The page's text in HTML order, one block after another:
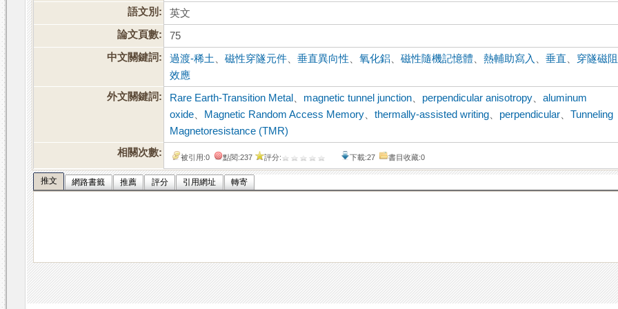
語文別:
英文
論文頁數:
75
中文關鍵詞:
過渡-稀土 、磁性穿隧元件 、垂直異向性 、氧化鋁 、磁性隨機記憶體 、熱輔助寫入 、垂直
穿隧磁阻
效應
外文關鍵詞:
Rare Earth-Transition Metal magnetic tunnel junction perpendicular anisotropy 、aluminum
oxide
Magnetic Random Access Memory 、thermally-assisted writing perpendicular 、Tunneling
Magnetoresistance (TMR)
相關次數:
被引用:0 點閱:237 評分: 下載:27 書目收藏:0
推文 網路書籤 推薦 評分 引用網址 轉寄